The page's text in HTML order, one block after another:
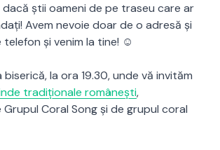
ştii oameni de pe traseu care ar
Avem nevoie doar de o adresă şi
telefon şi venim la tine! ☺
la ora 19.30, unde vă invităm
tradiționale românești,
Coral Song şi de grupul coral